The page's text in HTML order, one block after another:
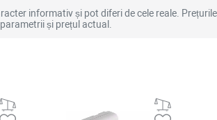
informativ și pot diferi de cele reale.
și prețul actual.